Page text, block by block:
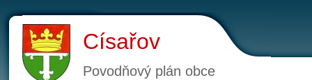
Císařov
Povodňový plán obce